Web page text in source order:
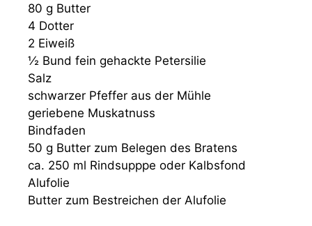
80 g Butter
4 Dotter
2 Eiweiß
½ Bund fein gehackte Petersilie
Salz
schwarzer Pfeffer aus der Mühle
geriebene Muskatnuss
Bindfaden
50 g Butter zum Belegen des Bratens
ca. 250 ml Rindsupppe oder Kalbsfond
Alufolie
Butter zum Bestreichen der Alufolie